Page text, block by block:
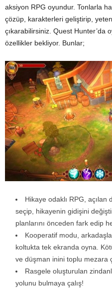
aksiyon RPG oyundur. Tonlarla
çözüp, karakterleri geliştirip,
çıkarabilirsiniz. Quest Hunter’da
özellikler bekliyor. Bunlar;
Hikaye odaklı RPG, açılan
seçip, hikayenin gidişini
planlarını önceden fark edip
Kooperatif modu,
koltukta tek ekranda oyna.
ve düşman inini toplu mezara
Rasgele oluşturulan
yolunu bulmaya çalış!